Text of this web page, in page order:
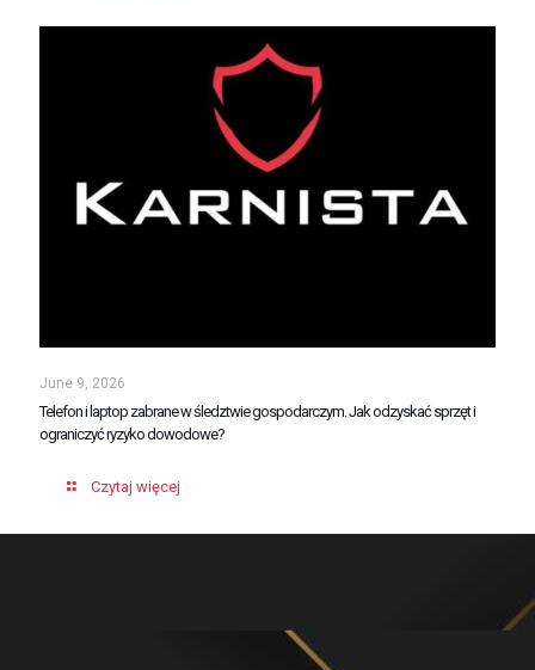
June 9, 2026
Telefon i laptop zabrane w śledztwie gospodarczym. Jak odzyskać sprzęt i
ograniczyć ryzyko dowodowe?
Czytaj więcej